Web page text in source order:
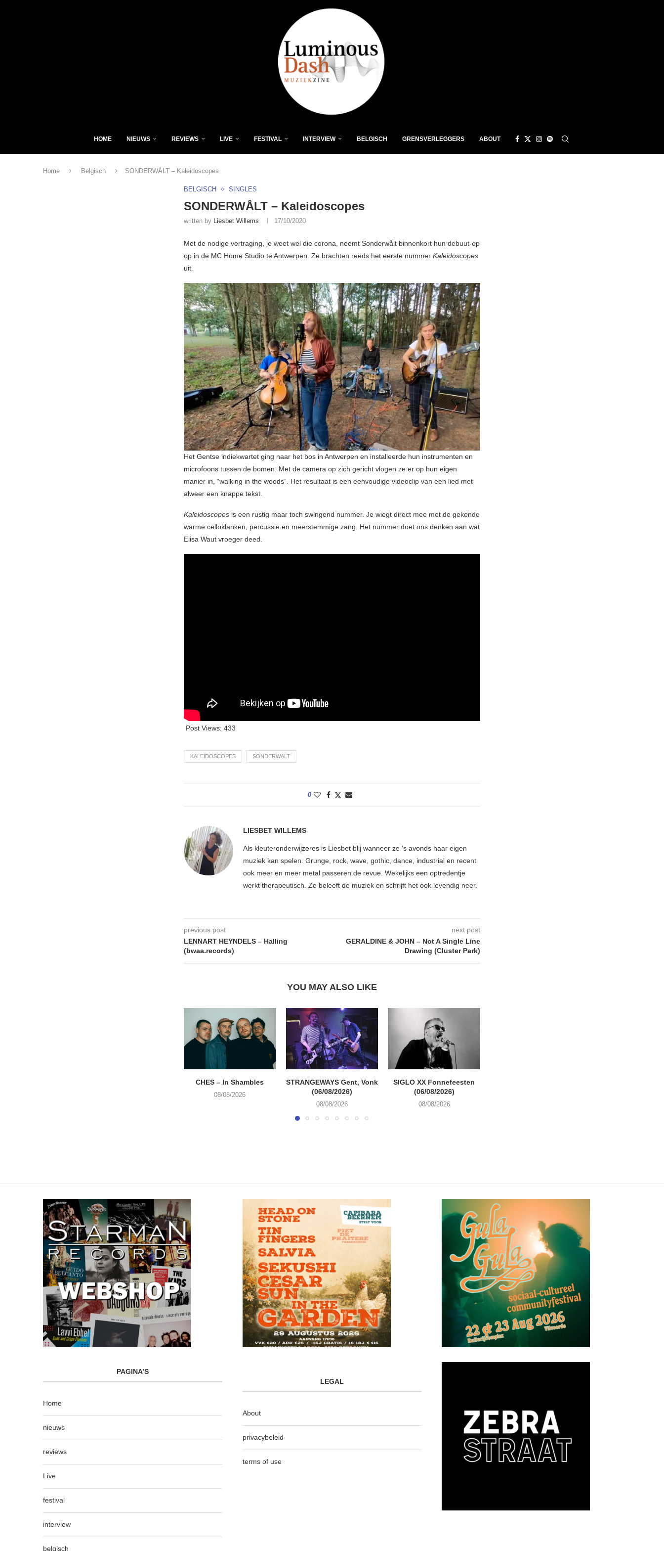
HOME NIEUWS REVIEWS LIVE FESTIVAL INTERVIEW BELGISCH GRENSVERLEGGERS ABOUT
Home Belgisch SONDERWÅLT – Kaleidoscopes
BELGISCH SINGLES
SONDERWÅLT – Kaleidoscopes
written by Liesbet Willems 17/10/2020
Met de nodige vertraging, je weet wel die corona, neemt Sonderwålt binnenkort hun debuut-ep
op in de MC Home Studio te Antwerpen. Ze brachten reeds het eerste nummer Kaleidoscopes
uit.
Het Gentse indiekwartet ging naar het bos in Antwerpen en installeerde hun instrumenten en
microfoons tussen de bomen. Met de camera op zich gericht vlogen ze er op hun eigen
manier in, “walking in the woods”. Het resultaat is een eenvoudige videoclip van een lied met
alweer een knappe tekst.
Kaleidoscopes is een rustig maar toch swingend nummer. Je wiegt direct mee met de gekende
warme celloklanken, percussie en meerstemmige zang. Het nummer doet ons denken aan wat
Elisa Waut vroeger deed.
Post Views: 433
KALEIDOSCOPES SONDERWALT
0
LIESBET WILLEMS
Als kleuteronderwijzeres is Liesbet blij wanneer ze 's avonds haar eigen
muziek kan spelen. Grunge, rock, wave, gothic, dance, industrial en recent
ook meer en meer metal passeren de revue. Wekelijks een optredentje
werkt therapeutisch. Ze beleeft de muziek en schrijft het ook levendig neer.
previous post
LENNART HEYNDELS – Halling
(bwaa.records)
next post
GERALDINE & JOHN – Not A Single Line
Drawing (Cluster Park)
YOU MAY ALSO LIKE
CHES – In Shambles
08/08/2026
STRANGEWAYS Gent, Vonk
(06/08/2026)
08/08/2026
SIGLO XX Fonnefeesten
(06/08/2026)
08/08/2026
PAGINA’S
Home
nieuws
reviews
Live
festival
interview
belgisch
LEGAL
About
privacybeleid
terms of use